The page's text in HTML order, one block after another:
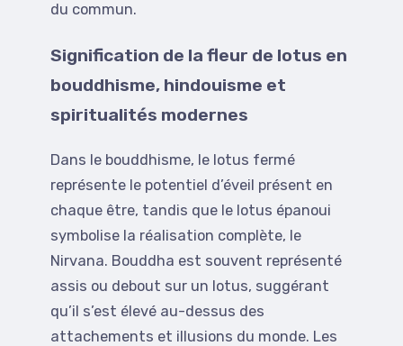
du commun.
Signification de la fleur de lotus en
bouddhisme, hindouisme et
spiritualités modernes
Dans le bouddhisme, le lotus fermé
représente le potentiel d’éveil présent en
chaque être, tandis que le lotus épanoui
symbolise la réalisation complète, le
Nirvana. Bouddha est souvent représenté
assis ou debout sur un lotus, suggérant
qu’il s’est élevé au-dessus des
attachements et illusions du monde. Les